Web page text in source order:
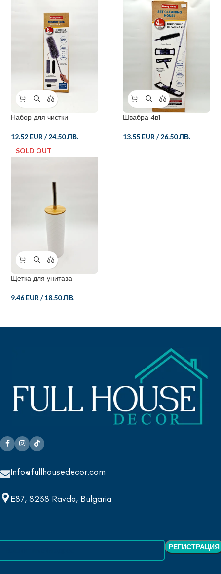
Набор для чистки
12.52 EUR /24.50 ЛВ.
Швабра 4в1
13.55 EUR /26.50 ЛВ.
SOLD OUT
Щетка для унитаза
9.46 EUR /18.50 ЛВ.
Info@fullhousedecor.com
E87, 8238 Ravda, Bulgaria